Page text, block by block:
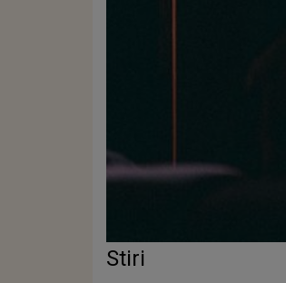
Stiri